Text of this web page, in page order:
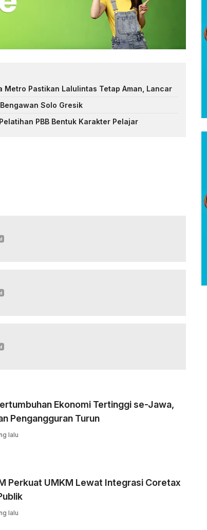
Metro Pastikan Lalulintas Tetap Aman, Lancar
Solo Gresik
PBB Bentuk Karakter Pelajar
Ekonomi Tertinggi se-Jawa,
Pengangguran Turun
lalu
Perkuat UMKM Lewat Integrasi Coretax
lalu